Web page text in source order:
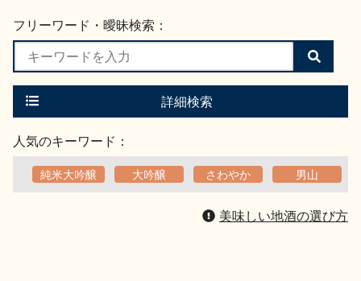
フリーワード・曖昧検索：
検
索
す
詳細検索
人気のキーワード：
純米大吟醸 大吟醸 さわやか 男山
美味しい地酒の選び方